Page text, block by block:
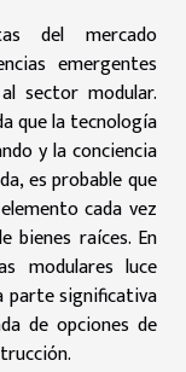
del mercado
emergentes
sector modular.
que la tecnología
y la conciencia
es probable que
cada vez
bienes raíces. En
modulares luce
parte significativa
de opciones de